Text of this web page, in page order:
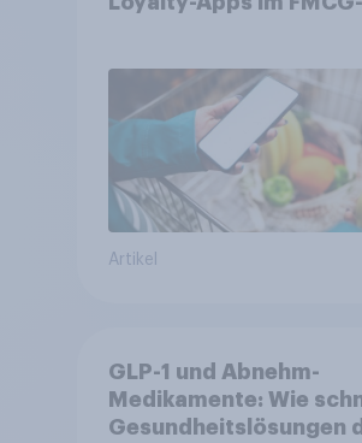
Artikel
GLP-1 und Abnehm-
Medikamente: Wie
Gesundheitslösungen